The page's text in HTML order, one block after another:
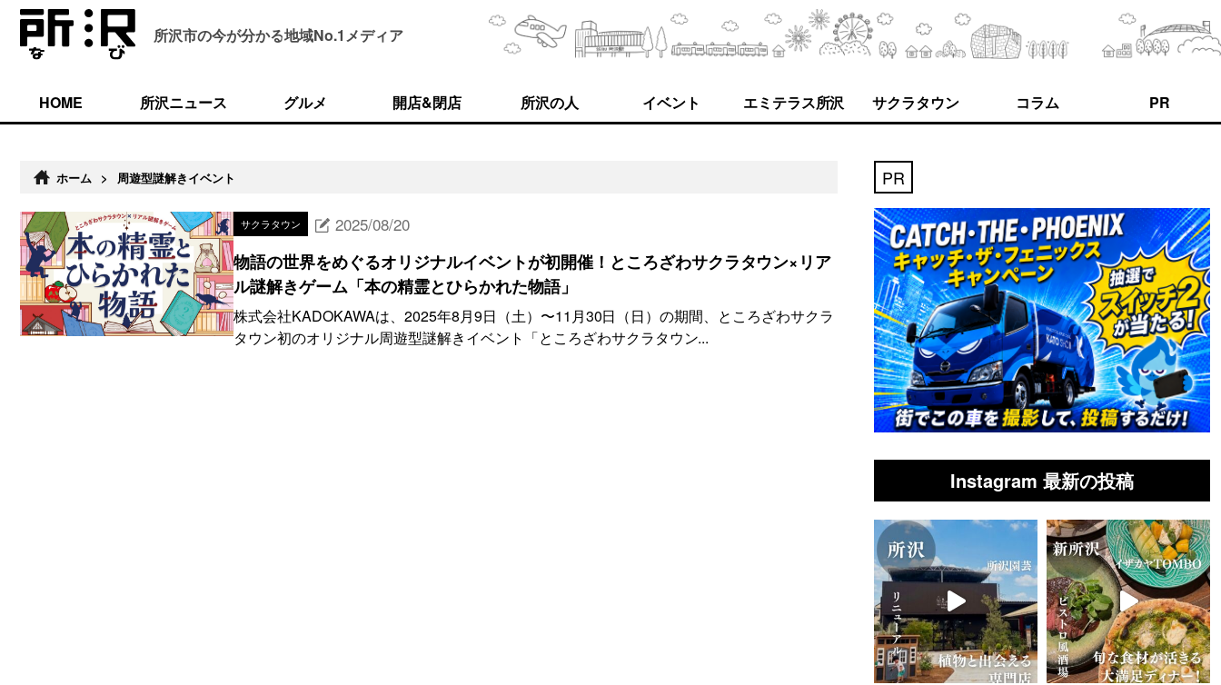
所沢市の今が分かる地域No.1メディア
HOME 所沢ニュース グルメ 開店&閉店 所沢の人 イベント エミテラス所沢 サクラタウン コラム PR
ホーム > 周遊型謎解きイベント
サクラタウン 2025/08/20
物語の世界をめぐるオリジナルイベントが初開催！ところざわサクラタウン×リア
ル謎解きゲーム「本の精霊とひらかれた物語」
株式会社KADOKAWAは、2025年8月9日（土）〜11月30日（日）の期間、ところざわサクラ
タウン初のオリジナル周遊型謎解きイベント「ところざわサクラタウン...
PR
Instagram 最新の投稿